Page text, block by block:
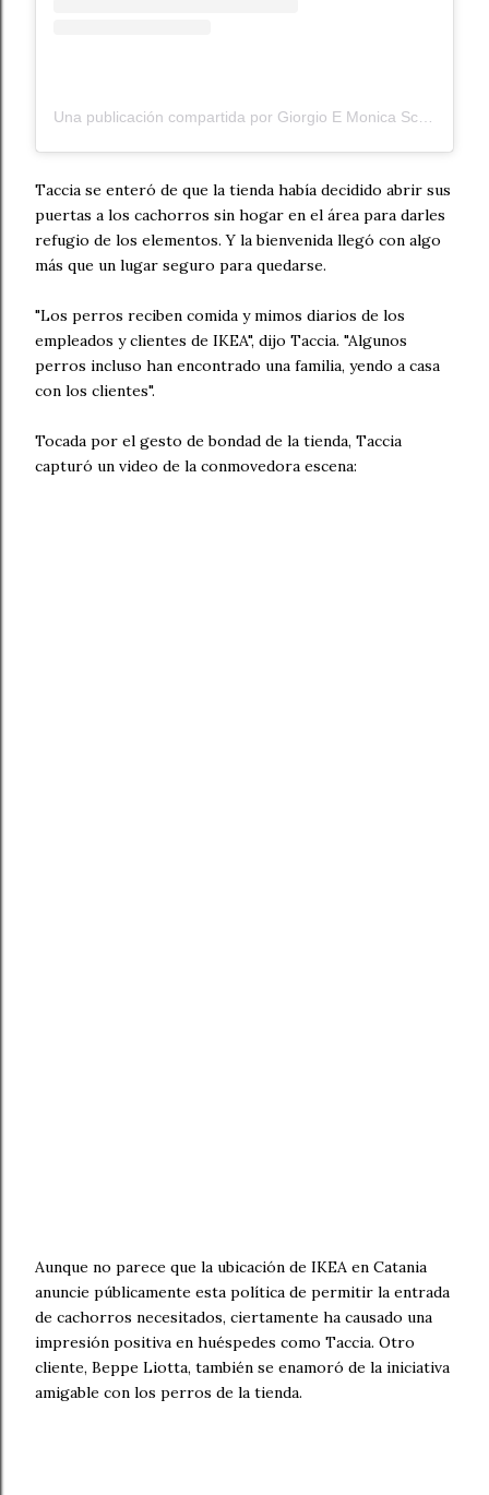
Taccia se enteró de que la tienda había decidido abrir sus
puertas a los cachorros sin hogar en el área para darles
refugio de los elementos. Y la bienvenida llegó con algo
más que un lugar seguro para quedarse.
"Los perros reciben comida y mimos diarios de los
empleados y clientes de IKEA", dijo Taccia. "Algunos
perros incluso han encontrado una familia, yendo a casa
con los clientes".
Tocada por el gesto de bondad de la tienda, Taccia
capturó un video de la conmovedora escena:
Aunque no parece que la ubicación de IKEA en Catania
anuncie públicamente esta política de permitir la entrada
de cachorros necesitados, ciertamente ha causado una
impresión positiva en huéspedes como Taccia. Otro
cliente, Beppe Liotta, también se enamoró de la iniciativa
amigable con los perros de la tienda.